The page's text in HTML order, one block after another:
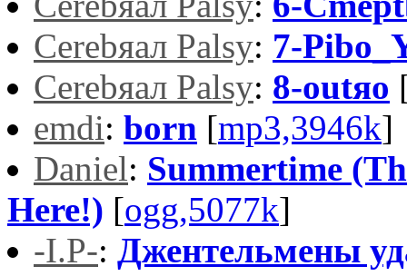
Cerebяaл Palsy: 7-
Cerebяaл Palsy: 8-outяo
emdi: born [mp3,3946k]
Daniel: Summertime
Here!) [ogg,5077k]
-I.P-: Джентельмены